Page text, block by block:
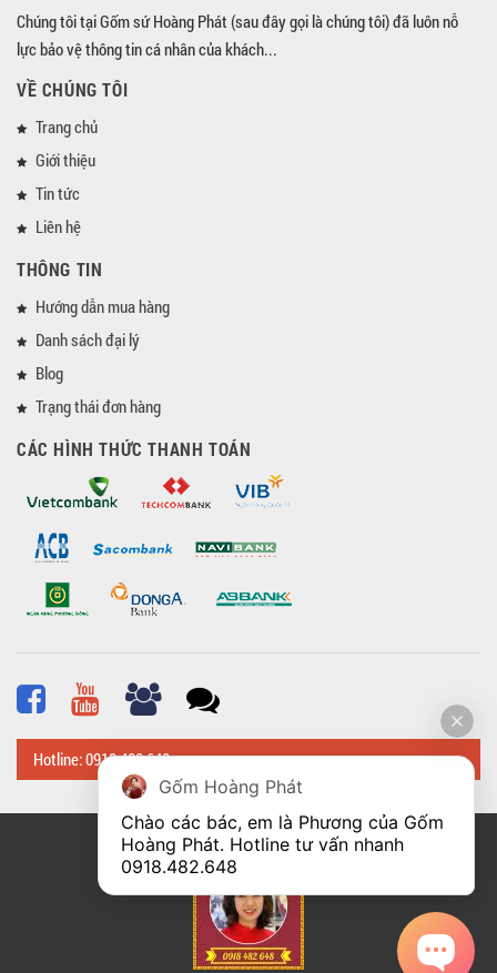
Chúng tôi tại Gốm sứ Hoàng Phát (sau đây gọi là chúng tôi) đã luôn nỗ
lực bảo vệ thông tin cá nhân của khách...
VỀ CHÚNG TÔI
Trang chủ
Giới thiệu
Tin tức
Liên hệ
THÔNG TIN
Hướng dẫn mua hàng
Danh sách đại lý
Blog
Trạng thái đơn hàng
CÁC HÌNH THỨC THANH TOÁN
Hotline: 0918 482 648
© Bản quyền thuộc vềHoangphatbattrang.vn
Gốm Hoàng Phát
Chào các bác, em là Phương của Gốm
0918.482.648